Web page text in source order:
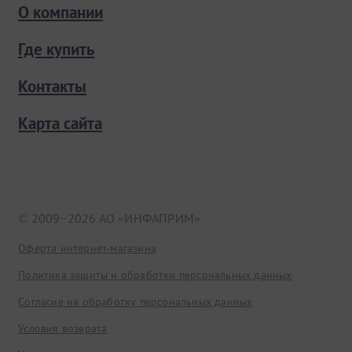
О компании
Где купить
Контакты
Карта сайта
© 2009−2026 АО «ИНФАПРИМ»
Оферта интернет-магазина
Политика защиты и обработки персональных данных
Согласие на обработку персональных данных
Условия возврата